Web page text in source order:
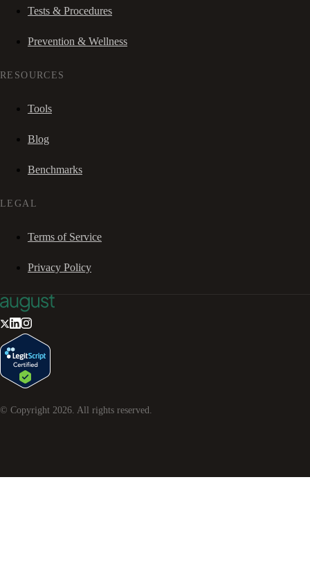
Tests & Procedures
Prevention & Wellness
RESOURCES
Tools
Blog
Benchmarks
LEGAL
Terms of Service
Privacy Policy
© Copyright 2026 . All rights reserved.